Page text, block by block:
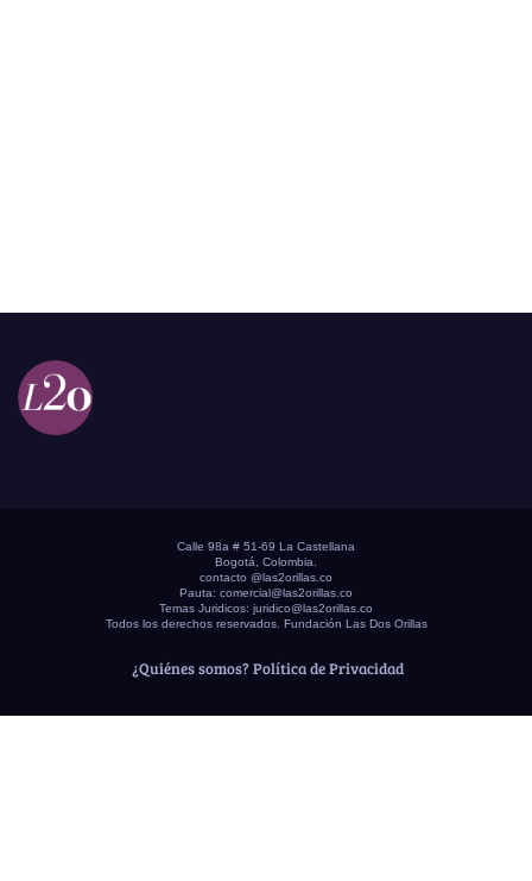
Calle 98a # 51-69 La Castellana
Bogotá, Colombia.
contacto @las2orillas.co
Pauta: comercial@las2orillas.co
Temas Juridicos: juridico@las2orillas.co
Todos los derechos reservados. Fundación Las Dos Orillas
¿Quiénes somos? Política de Privacidad